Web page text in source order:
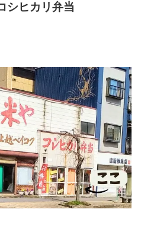
シヒカリ弁当